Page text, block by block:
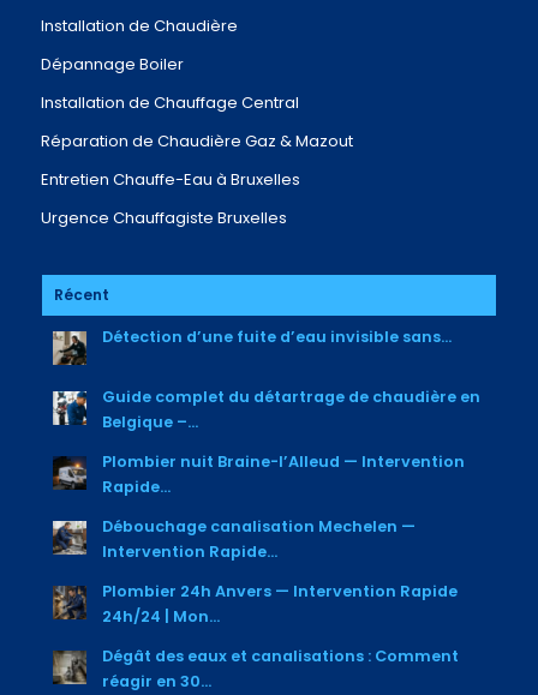
Installation de Chaudière
Dépannage Boiler
Installation de Chauffage Central
Réparation de Chaudière Gaz & Mazout
Entretien Chauffe-Eau à Bruxelles
Urgence Chauffagiste Bruxelles
Récent
Détection d’une fuite d’eau invisible sans...
Guide complet du détartrage de chaudière en
Belgique –...
Plombier nuit Braine-l’Alleud — Intervention
Rapide...
Débouchage canalisation Mechelen —
Intervention Rapide...
Plombier 24h Anvers — Intervention Rapide
24h/24 | Mon...
Dégât des eaux et canalisations : Comment
réagir en 30...